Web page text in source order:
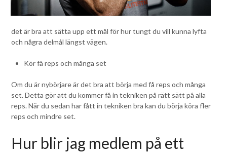
det är bra att sätta upp ett mål för hur tungt du vill kunna lyfta
och några delmål längst vägen.
Kör få reps och många set
Om du är nybörjare är det bra att börja med få reps och många
set. Detta gör att du kommer få in tekniken på rätt sätt på alla
reps. När du sedan har fått in tekniken bra kan du börja köra fler
reps och mindre set.
Hur blir jag medlem på ett